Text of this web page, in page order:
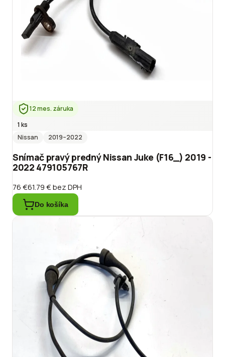
12 mes. záruka
1 ks
Nissan
2019–2022
Snímač pravý predný Nissan Juke (F16_) 2019 -
2022 479105767R
76 €61.79 €bez DPH
Do košíka